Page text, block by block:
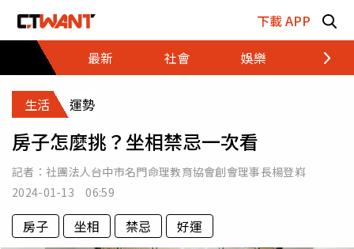
下載 APP
最新
社會 娛樂 財經
生活 運勢
房子怎麼挑？坐相禁忌一次看
記者： 社團法人台中市名門命理教育協會創會理事長楊登嵙
2024-01-13 06:59
房子 坐相 禁忌 好運